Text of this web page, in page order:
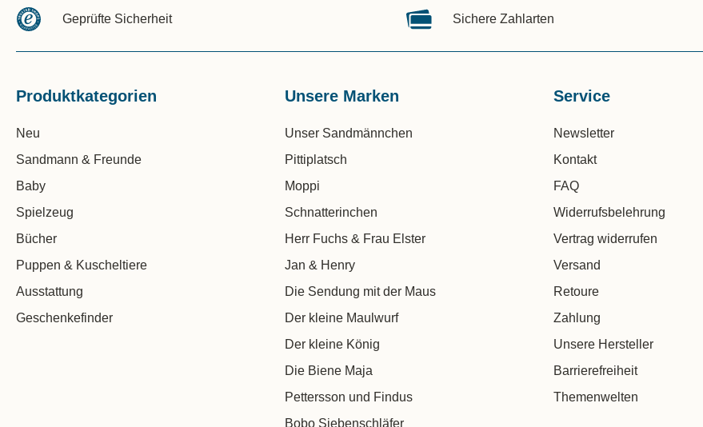
Geprüfte Sicherheit Sichere Zahlarten
Produktkategorien
Neu
Sandmann & Freunde
Baby
Spielzeug
Bücher
Puppen & Kuscheltiere
Ausstattung
Geschenkefinder
Unsere Marken
Unser Sandmännchen
Pittiplatsch
Moppi
Schnatterinchen
Herr Fuchs & Frau Elster
Jan & Henry
Die Sendung mit der Maus
Der kleine Maulwurf
Der kleine König
Die Biene Maja
Pettersson und Findus
Bobo Siebenschläfer
Service
Newsletter
Kontakt
FAQ
Widerrufsbelehrung
Vertrag widerrufen
Versand
Retoure
Zahlung
Unsere Hersteller
Barrierefreiheit
Themenwelten